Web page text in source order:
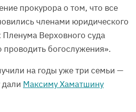
прокурора о том, что все
членами юридического
Верховного суда
богослужения».
на годы уже три семьи —
Максиму Хаматшину